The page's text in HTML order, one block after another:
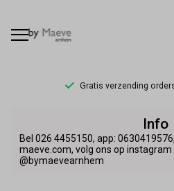
Gratis verzending
Bara
Shirt
Info
Bel 026 4455150, app:
maeve.com, volg ons op
@bymaevearnhem